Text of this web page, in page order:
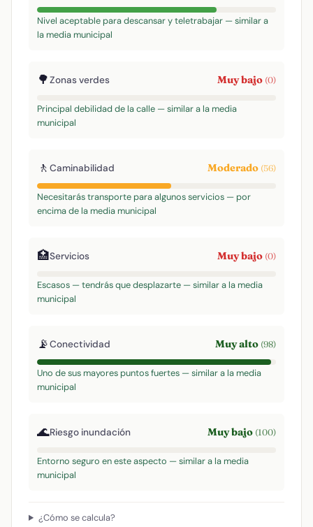
Nivel aceptable para descansar y teletrabajar — similar a
la media municipal
🌳Zonas verdes Muy bajo (0)
Principal debilidad de la calle — similar a la media
municipal
🚶 Caminabilidad Moderado (56)
Necesitarás transporte para algunos servicios — por
encima de la media municipal
🏥Servicios Muy bajo (0)
Escasos — tendrás que desplazarte — similar a la media
municipal
📡Conectividad Muy alto (98)
Uno de sus mayores puntos fuertes — similar a la media
municipal
🌊Riesgo inundación Muy bajo (100)
Entorno seguro en este aspecto — similar a la media
municipal
¿Cómo se calcula?